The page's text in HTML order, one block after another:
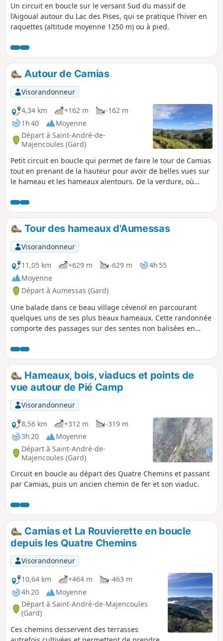
Un circuit en boucle sur le versant Sud du massif de
l’Aigoual autour du Lac des Pises, qui se pratique l’hiver en
raquettes (altitude moyenne 1250 m) ou à pied.
Autour de Camias
Visorandonneur
4,34 km
+162 m
-162 m
1h 40
Moyenne
Départ à Saint-André-de-
Majencoules (Gard)
Petit circuit en boucle qui permet de faire le tour de Camias
tout en prenant de la hauteur pour avoir de belles vues sur
le hameau et les hameaux alentours. De la verdure, où
Tour des hameaux d'Aumessas
Visorandonneur
11,05 km
+629 m -629 m
4h 55
Moyenne
Départ à Aumessas (Gard)
Une balade dans ce beau village cévenol en parcourant
quelques uns de ses plus beaux hameaux. Cette randonnée
comporte des passages sur des sentes non balisées en
le parcours en vaut la peine. On passe dans des
châtaigneraies au-dessus du Caladon.
Hameaux, bois, viaducs et points de
vue autour de Pié Camp
Visorandonneur
8,56 km
+312 m
-319 m
3h 20
Moyenne
Départ à Saint-André-de-
Majencoules (Gard)
Circuit en boucle au départ des Quatre Chemins et passant
par Camias, puis un ancien chemin de fer et son viaduc.
Camias et La Rouvierette en boucle
depuis les Quatre Chemins
Visorandonneur
10,64 km
+464 m
-463 m
4h 20
Moyenne
Départ à Saint-André-de-Majencoules
(Gard)
Ces chemins desservent des terrasses